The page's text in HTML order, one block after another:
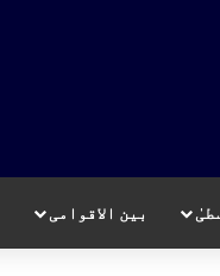
بین الاقوامی